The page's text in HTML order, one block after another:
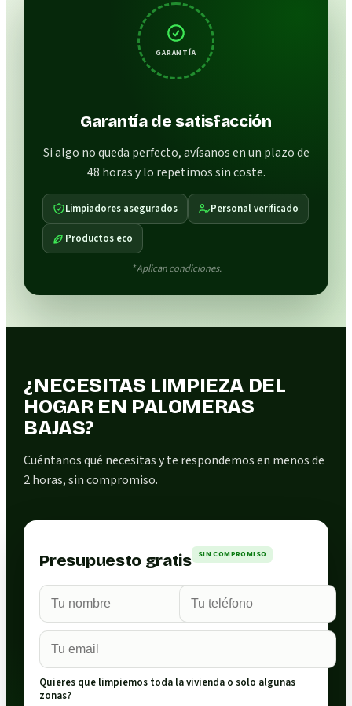
GARANTÍA
Garantía de satisfacción
Si algo no queda perfecto, avísanos en un plazo de
48 horas y lo repetimos sin coste.
Limpiadores asegurados Personal verificado
Productos eco
* Aplican condiciones.
¿NECESITAS LIMPIEZA DEL
HOGAR EN PALOMERAS
BAJAS?
Cuéntanos qué necesitas y te respondemos en menos de
2 horas, sin compromiso.
Presupuesto gratis SIN COMPROMISO
Quieres que limpiemos toda la vivienda o solo algunas
zonas?